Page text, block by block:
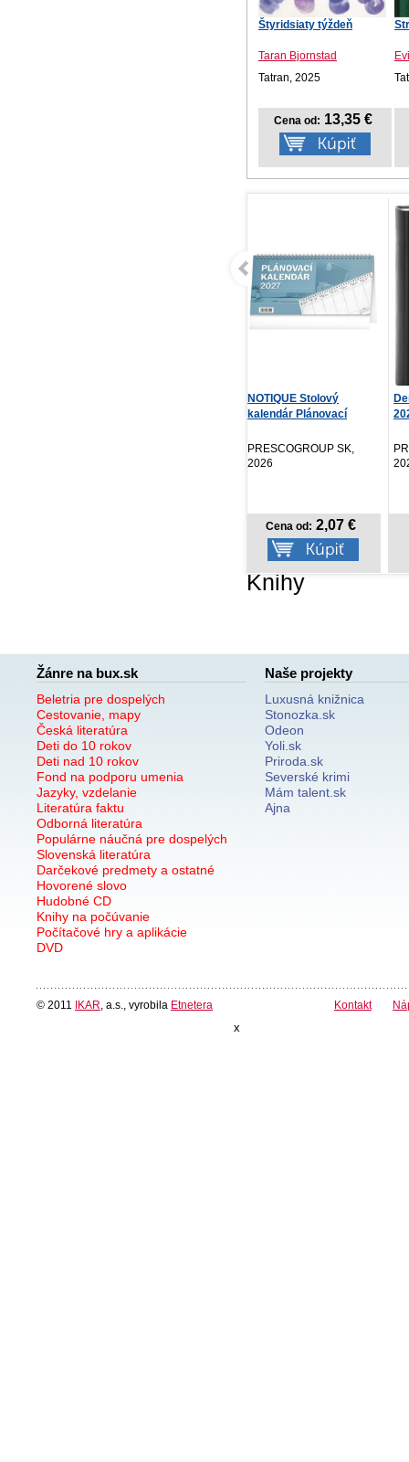
Štyridsiaty týždeň
Taran Bjornstad
Tatran, 2025
Cena od: 13,35 €
Denný diár Aprint Top
2027, čierný, 15 x...
PRESCOGROUP SK,
2026
Cena od:7,77 €
Knihy
Žánre na bux.sk
Beletria pre dospelých
Cestovanie, mapy
Česká literatúra
Deti do 10 rokov
Deti nad 10 rokov
Fond na podporu umenia
Jazyky, vzdelanie
Literatúra faktu
Odborná literatúra
Populárne náučná pre dospelých
Slovenská literatúra
Darčekové predmety a ostatné
Hovorené slovo
Hudobné CD
Knihy na počúvanie
Počítačové hry a aplikácie
DVD
Naše projekty
Luxusná knižnica
Stonozka.sk
Odeon
Yoli.sk
Priroda.sk
Severské krimi
Mám talent.sk
Ajna
© 2011 IKAR , a.s., vyrobila Etnetera Kontakt
x